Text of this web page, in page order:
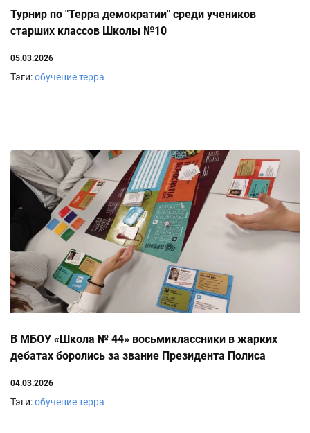
Турнир по "Терра демократии" среди учеников
старших классов Школы №10
05.03.2026
Тэги:обучениетерра
В МБОУ «Школа № 44» восьмиклассники в жарких
дебатах боролись за звание Президента Полиса
04.03.2026
Тэги:обучениетерра